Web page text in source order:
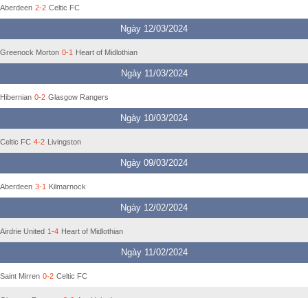
Aberdeen 2-2 Celtic FC
Ngày 12/03/2024
Greenock Morton 0-1 Heart of Midlothian
Ngày 11/03/2024
Hibernian 0-2 Glasgow Rangers
Ngày 10/03/2024
Celtic FC 4-2 Livingston
Ngày 09/03/2024
Aberdeen 3-1 Kilmarnock
Ngày 12/02/2024
Airdrie United 1-4 Heart of Midlothian
Ngày 11/02/2024
Saint Mirren 0-2 Celtic FC